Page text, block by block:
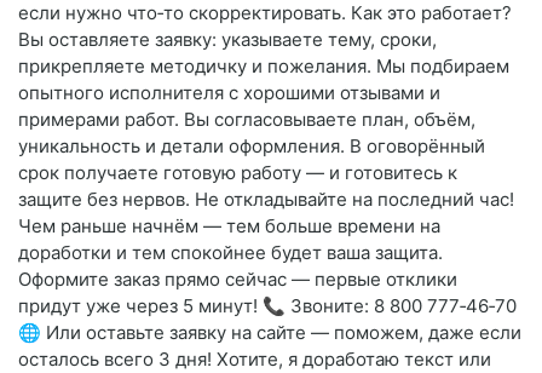
если нужно что‑то скорректировать. Как это работает?
Вы оставляете заявку: указываете тему, сроки,
прикрепляете методичку и пожелания. Мы подбираем
опытного исполнителя с хорошими отзывами и
примерами работ. Вы согласовываете план, объём,
уникальность и детали оформления. В оговорённый
срок получаете готовую работу — и готовитесь к
защите без нервов. Не откладывайте на последний час!
Чем раньше начнём — тем больше времени на
доработки и тем спокойнее будет ваша защита.
Оформите заказ прямо сейчас — первые отклики
придут уже через 5 минут! 📞 Звоните: 8 800 777‑46‑70
🌐 Или оставьте заявку на сайте — поможем, даже если
осталось всего 3 дня! Хотите, я доработаю текст или